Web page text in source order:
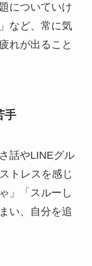
についていけ
など、常に気
れが出ること
手
話やLINEグル
トレスを感じ
」「スルーし
い、自分を追